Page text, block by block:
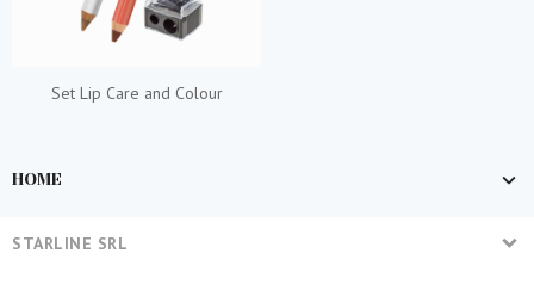
HOME
Set Lip Care and Colour
STARLINE SRL